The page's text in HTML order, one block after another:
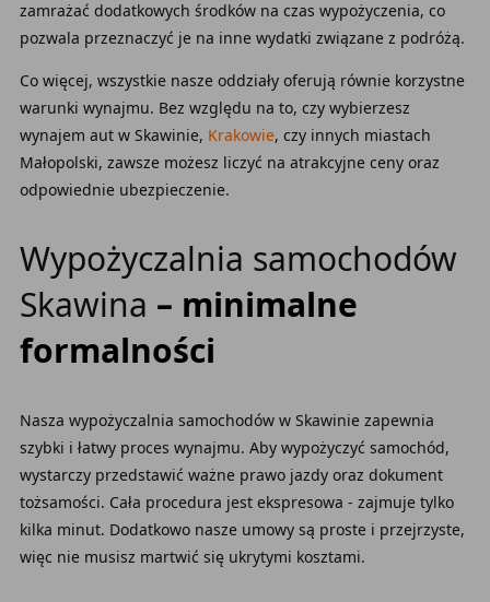
zamrażać dodatkowych środków na czas wypożyczenia, co
pozwala przeznaczyć je na inne wydatki związane z podróżą.
Co więcej, wszystkie nasze oddziały oferują równie korzystne
warunki wynajmu. Bez względu na to, czy wybierzesz
wynajem aut w Skawinie, Krakowie, czy innych miastach
Małopolski, zawsze możesz liczyć na atrakcyjne ceny oraz
odpowiednie ubezpieczenie.
Wypożyczalnia samochodów
Skawina – minimalne
formalności
Nasza wypożyczalnia samochodów w Skawinie zapewnia
szybki i łatwy proces wynajmu. Aby wypożyczyć samochód,
wystarczy przedstawić ważne prawo jazdy oraz dokument
tożsamości. Cała procedura jest ekspresowa - zajmuje tylko
kilka minut. Dodatkowo nasze umowy są proste i przejrzyste,
więc nie musisz martwić się ukrytymi kosztami.